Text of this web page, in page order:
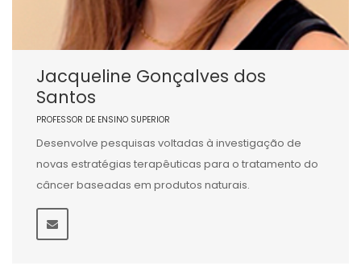
Jacqueline Gonçalves dos
Santos
PROFESSOR DE ENSINO SUPERIOR
Desenvolve pesquisas voltadas à investigação de
novas estratégias terapêuticas para o tratamento do
câncer baseadas em produtos naturais.